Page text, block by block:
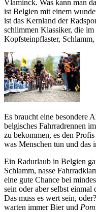
Vlaminck. Was kann man
ist Belgien mit einem
ist das Kernland der
schlimmen Klassiker, die
Kopfsteinpflaster,
Es braucht eine besondere
belgisches Fahrradrennen
zu bekommen, es den
was Menschen tun und das
Ein Radurlaub in Belgien
Schlamm, nasse
eine gute Chance bei
sein oder aber selbst einmal
Das muss es wert sein,
warten immer Bier und